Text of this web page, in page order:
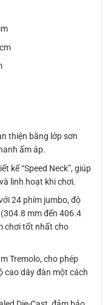
thiện bằng lớp sơn
ấm áp.
kế “Speed Neck”, giúp
linh hoạt khi chơi.
24 phím jumbo, độ
mm đến 406.4
chơi tốt nhất cho
Tremolo, cho phép
cao dây đàn một cách